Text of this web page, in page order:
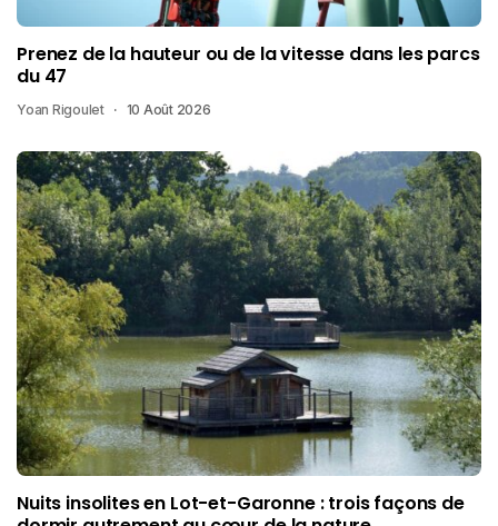
Prenez de la hauteur ou de la vitesse dans les parcs
du 47
Yoan Rigoulet 10 Août 2026
Nuits insolites en Lot-et-Garonne : trois façons de